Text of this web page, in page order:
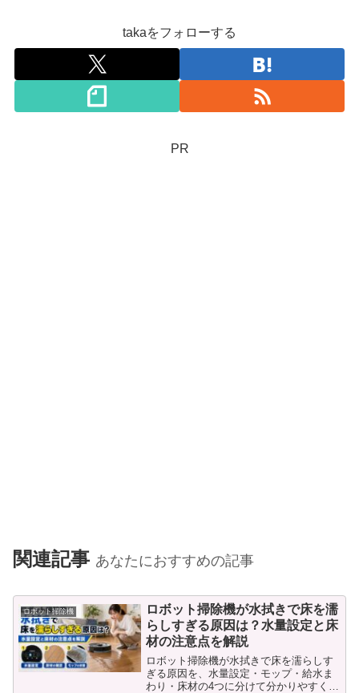
takaをフォローする
PR
関連記事 あなたにおすすめの記事
ロボット掃除機
ロボット掃除機が水拭きで床を濡
らしすぎる原因は？水量設定と床
材の注意点を解説
ロボット掃除機が水拭きで床を濡らしす
ぎる原因を、水量設定・モップ・給水ま
わり・床材の4つに分けて分かりやすく解